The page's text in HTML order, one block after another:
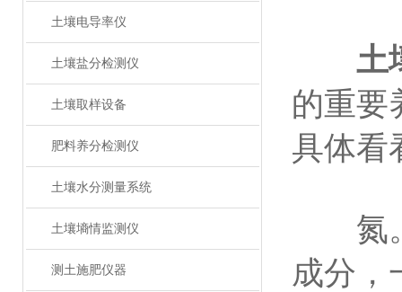
土壤电导率仪
土壤盐分检测仪
土壤取样设备
肥料养分检测仪
土壤水分测量系统
土壤墒情监测仪
测土施肥仪器
土
的重要
具体看
氮。
成分，